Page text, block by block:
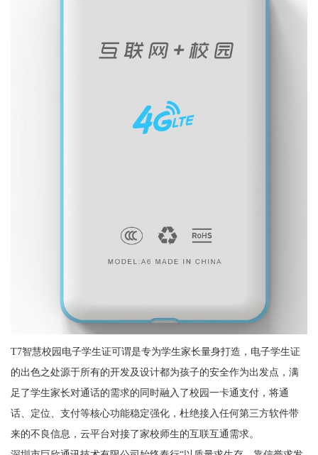
T7智慧校园电子学生证可谓是专为学生家长量身打造，电子学生证
的出色之处源于所有的开发及设计都为孩子的安全作为出发点，满
足了学生家长对通话的需求的同时融入了校园一卡通支付，将通
话、定位、支付等核心功能稳定强化，杜绝接入任何第三方软件带
来的不良信息，云平台对接了家校师生的互联互通需求。